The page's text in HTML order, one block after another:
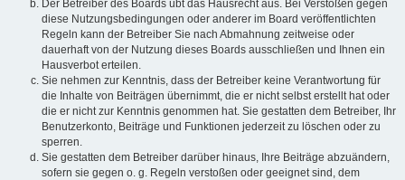
Der Betreiber des Boards übt das Hausrecht aus. Bei Verstößen gegen
diese Nutzungsbedingungen oder anderer im Board veröffentlichten
Regeln kann der Betreiber Sie nach Abmahnung zeitweise oder
dauerhaft von der Nutzung dieses Boards ausschließen und Ihnen ein
Hausverbot erteilen.
Sie nehmen zur Kenntnis, dass der Betreiber keine Verantwortung für
die Inhalte von Beiträgen übernimmt, die er nicht selbst erstellt hat oder
die er nicht zur Kenntnis genommen hat. Sie gestatten dem Betreiber, Ihr
Benutzerkonto, Beiträge und Funktionen jederzeit zu löschen oder zu
sperren.
Sie gestatten dem Betreiber darüber hinaus, Ihre Beiträge abzuändern,
sofern sie gegen o. g. Regeln verstoßen oder geeignet sind, dem